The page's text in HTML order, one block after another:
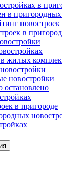
в
в
новостроек
в
жилых
новостройки
остановлено
в пригороде